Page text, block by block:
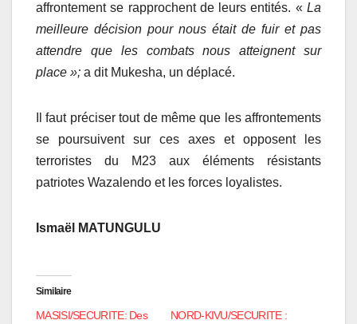
affrontement se rapprochent de leurs entités. « La
meilleure décision pour nous était de fuir et pas
attendre que les combats nous atteignent sur
place »; a dit Mukesha, un déplacé.
Il faut préciser tout de même que les affrontements
se poursuivent sur ces axes et opposent les
terroristes du M23 aux éléments résistants
patriotes Wazalendo et les forces loyalistes.
Ismaël MATUNGULU
Similaire
MASISI/SECURITE: Des
NORD-KIVU/SECURITE :